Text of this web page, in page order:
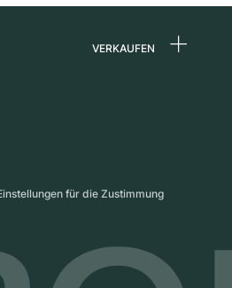
VERKAUFEN
für die Zustimmung